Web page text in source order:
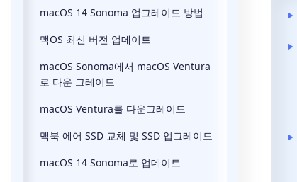
macOS 14 Sonoma 업그레이드 방법
맥OS 최신 버전 업데이트
macOS Sonoma에서 macOS Ventura
로 다운 그레이드
macOS Ventura를 다운그레이드
맥북 에어 SSD 교체 및 SSD 업그레이드
macOS 14 Sonoma로 업데이트